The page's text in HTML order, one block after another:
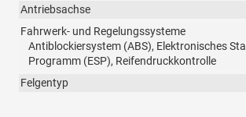
Antriebsachse
Fahrwerk- und Regelungssysteme
Antiblockiersystem (ABS), Elektronisches
Programm (ESP), Reifendruckkontrolle
Felgentyp